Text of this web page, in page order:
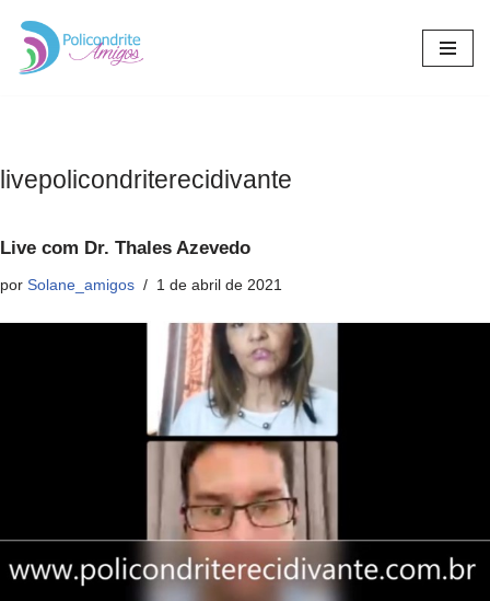
Pular
livepolicondriterecidivante
Live com Dr. Thales Azevedo
por Solane_amigos 1 de abril de 2021